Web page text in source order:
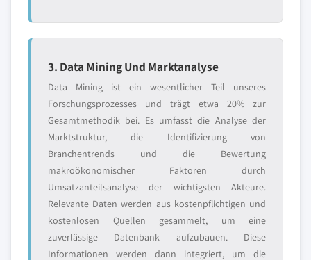
3. Data Mining Und Marktanalyse
Data Mining ist ein wesentlicher Teil unseres
Forschungsprozesses und trägt etwa 20% zur
Gesamtmethodik bei. Es umfasst die Analyse der
Marktstruktur, die Identifizierung von
Branchentrends und die Bewertung
makroökonomischer Faktoren durch
Umsatzanteilsanalyse der wichtigsten Akteure.
Relevante Daten werden aus kostenpflichtigen und
kostenlosen Quellen gesammelt, um eine
zuverlässige Datenbank aufzubauen. Diese
Informationen werden dann integriert, um die